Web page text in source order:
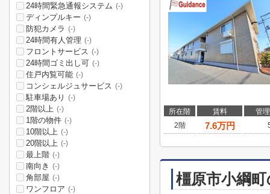
所在階 賃料
管
2階
7.6万円
橿原市小綱
24時間緊急通報システム (-)
ディンプルキー (-)
防犯カメラ (-)
24時間有人管理 (-)
フロントサービス (-)
24時間ゴミ出し可 (-)
住戸内覧可能 (-)
コンシェルジュサービス (-)
駐車場あり (-)
2階以上 (-)
1階の物件 (-)
10階以上 (-)
20階以上 (-)
最上階 (-)
南向き (-)
角部屋 (-)
ワンフロア (-)